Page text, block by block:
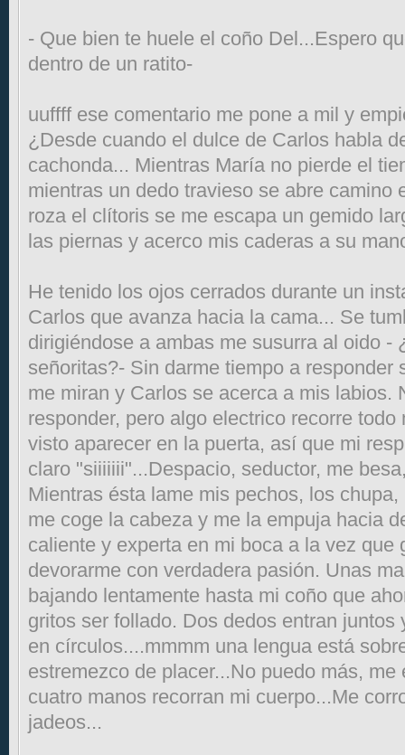
- Que bien te huele el coño Del...Espero
dentro de un ratito-
uuffff ese comentario me pone a mil y
¿Desde cuando el dulce de Carlos habla
cachonda... Mientras María no pierde el
mientras un dedo travieso se abre camino
roza el clítoris se me escapa un gemido
las piernas y acerco mis caderas a su
He tenido los ojos cerrados durante un
Carlos que avanza hacia la cama... Se
dirigiéndose a ambas me susurra al oido -
señoritas?- Sin darme tiempo a responder
me miran y Carlos se acerca a mis labios.
responder, pero algo electrico recorre
visto aparecer en la puerta, así que mi
claro "siiiiiii"...Despacio, seductor, me
Mientras ésta lame mis pechos, los
me coge la cabeza y me la empuja hacia
caliente y experta en mi boca a la vez que
devorarme con verdadera pasión. Unas
bajando lentamente hasta mi coño que
gritos ser follado. Dos dedos entran juntos
en círculos....mmmm una lengua está
estremezco de placer...No puedo más,
cuatro manos recorran mi cuerpo...Me
jadeos...